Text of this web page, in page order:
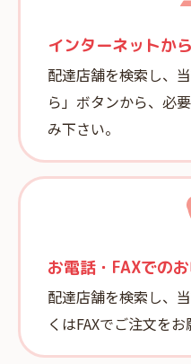
インターネットか
配達店舗を検索し、
ら」ボタンから、必
み下さい。
お電話・FAXでの
配達店舗を検索し、
くはFAXでご注文をお